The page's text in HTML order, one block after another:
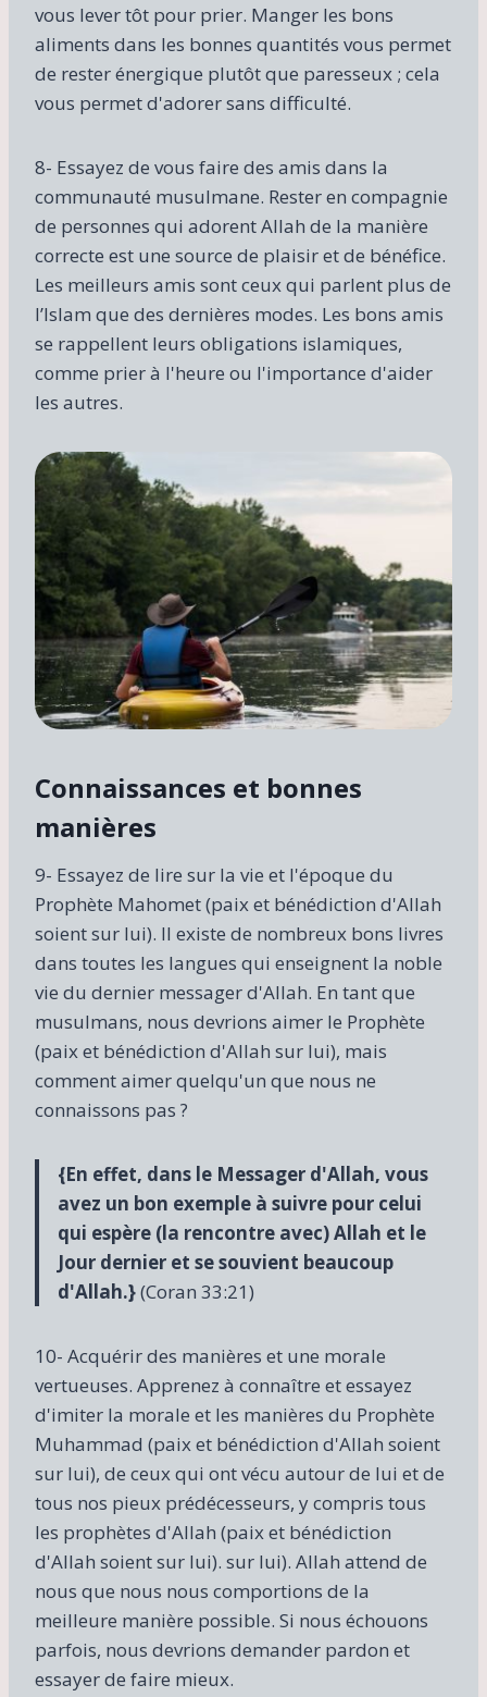
vous lever tôt pour prier. Manger les bons
aliments dans les bonnes quantités vous permet
de rester énergique plutôt que paresseux ; cela
vous permet d'adorer sans difficulté.
8- Essayez de vous faire des amis dans la
communauté musulmane. Rester en compagnie
de personnes qui adorent Allah de la manière
correcte est une source de plaisir et de bénéfice.
Les meilleurs amis sont ceux qui parlent plus de
l’Islam que des dernières modes. Les bons amis
se rappellent leurs obligations islamiques,
comme prier à l'heure ou l'importance d'aider
les autres.
Connaissances et bonnes
manières
9- Essayez de lire sur la vie et l'époque du
Prophète Mahomet (paix et bénédiction d'Allah
soient sur lui). Il existe de nombreux bons livres
dans toutes les langues qui enseignent la noble
vie du dernier messager d'Allah. En tant que
musulmans, nous devrions aimer le Prophète
(paix et bénédiction d'Allah sur lui), mais
comment aimer quelqu'un que nous ne
connaissons pas ?
{En effet, dans le Messager d'Allah, vous
avez un bon exemple à suivre pour celui
qui espère (la rencontre avec) Allah et le
Jour dernier et se souvient beaucoup
d'Allah.}(Coran 33:21)
10- Acquérir des manières et une morale
vertueuses. Apprenez à connaître et essayez
d'imiter la morale et les manières du Prophète
Muhammad (paix et bénédiction d'Allah soient
sur lui), de ceux qui ont vécu autour de lui et de
tous nos pieux prédécesseurs, y compris tous
les prophètes d'Allah (paix et bénédiction
d'Allah soient sur lui). sur lui). Allah attend de
nous que nous nous comportions de la
meilleure manière possible. Si nous échouons
parfois, nous devrions demander pardon et
essayer de faire mieux.